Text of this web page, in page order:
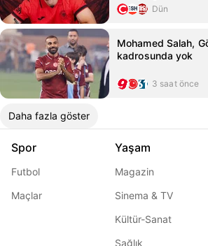
Dün
Mohamed Salah,
kadrosunda yok
3 saat önce
Daha fazla göster
Spor
Futbol
Maçlar
Yaşam
Magazin
Sinema & TV
Kültür-Sanat
Sağlık